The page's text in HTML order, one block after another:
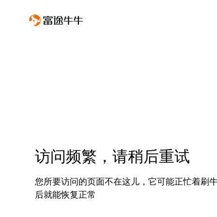
访问频繁，请稍后重试
您所要访问的页面不在这儿，它可能正忙着刷
后就能恢复正常